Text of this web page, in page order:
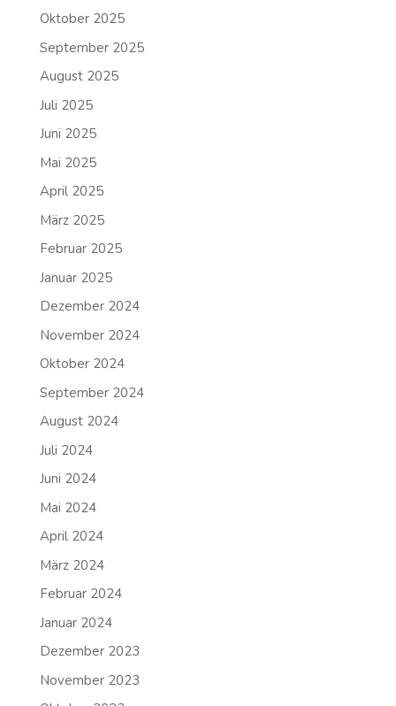
Oktober 2025
September 2025
August 2025
Juli 2025
Juni 2025
Mai 2025
April 2025
März 2025
Februar 2025
Januar 2025
Dezember 2024
November 2024
Oktober 2024
September 2024
August 2024
Juli 2024
Juni 2024
Mai 2024
April 2024
März 2024
Februar 2024
Januar 2024
Dezember 2023
November 2023